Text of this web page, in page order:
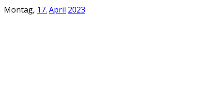
Montag, 17. April 2023